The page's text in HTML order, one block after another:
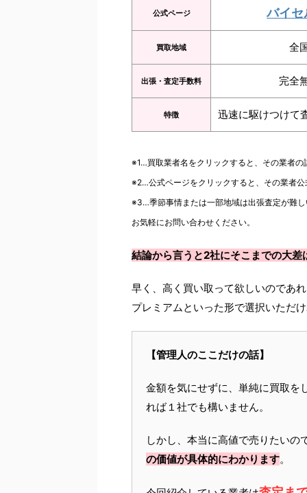
公式ページ バイセ
買取地域 全
出張・査定手数料 完全
特徴 迅速に駆けつけて
※1…買取業者名をクリックすると、その業者
※2…公式ページをクリックすると、その業者
※3…季節事情または一部地域は出張査定が難
お気軽にお問い合わせください。
結論から言うと2社にそこまでの大差
早く、高く買い取って欲しいのであ
プレミアムといった形で選択いただ
【管理人のここだけの話】
金額を気にせずに、単純に買取を
れば１社でも構いません。
しかし、本当に高値で売りたいの
の価値が具体的にわかります。